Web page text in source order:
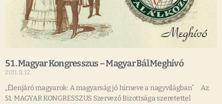
51. Magyar Kongresszus – Magyar Bál Meghívó
2011.11.12.
„Élenjáró magyarok: A magyarság jó hírneve a nagyvilágban” Az
51. MAGYAR KONGRESSZUS Szervező Bizottsága szeretettel